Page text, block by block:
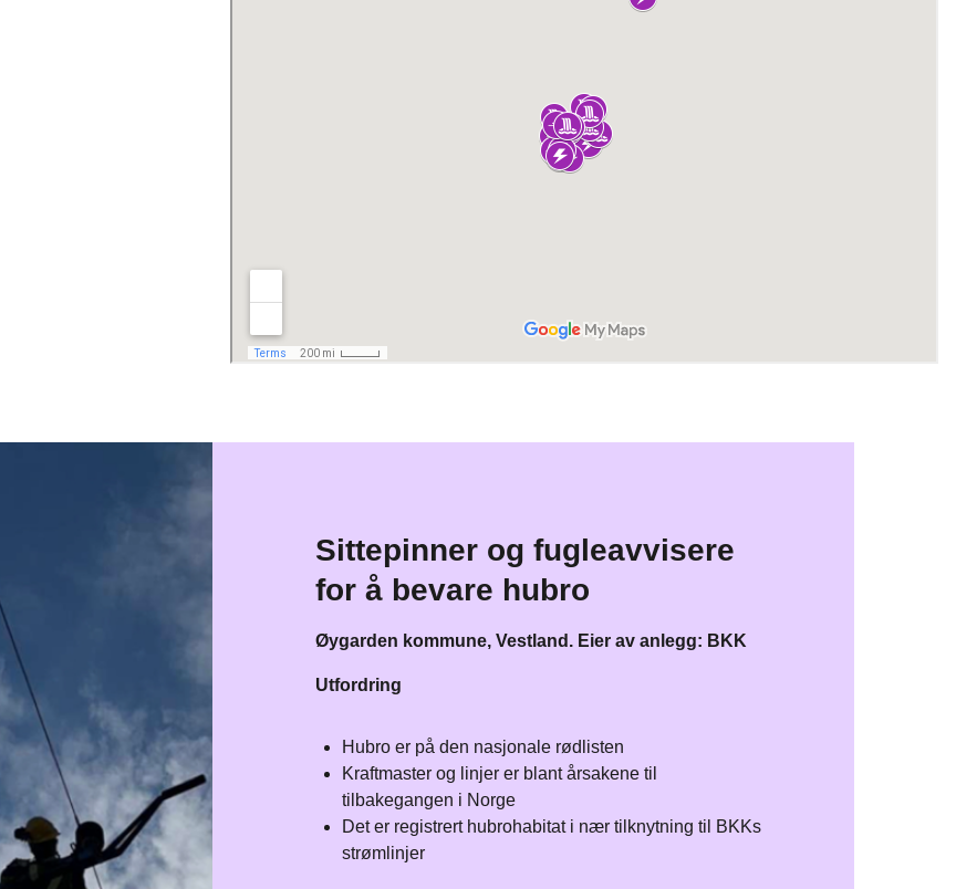
Sittepinner og fugleavvisere
for å bevare hubro
Øygarden kommune, Vestland​. Eier av anlegg: BKK
Utfordring
Hubro er på den nasjonale rødlisten​
Kraftmaster og linjer er blant årsakene til
tilbakegangen i Norge​
Det er registrert hubrohabitat i nær tilknytning til BKKs
strømlinjer​